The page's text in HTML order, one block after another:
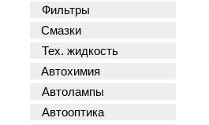
Фильтры
Смазки
Тех. жидкость
Автохимия
Автолампы
Автооптика